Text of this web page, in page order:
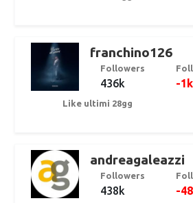
franchino126
Followers
436k -1k
Like ultimi 28gg
andreagaleazzi
Followers
438k -